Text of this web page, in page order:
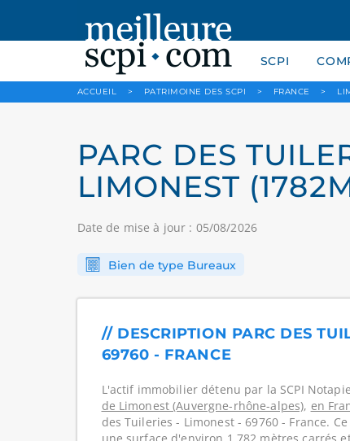
SCPI
ACCUEIL > PATRIMOINE DES SCPI > FRANCE >
PARC DES
LIMONEST
Date de mise à jour : 05/08/2026
Bien de type Bureaux
// DESCRIPTION PARC DES
69760 - FRANCE
L'actif immobilier détenu par la SCPI
de Limonest (Auvergne-rhône-alpes), en
des Tuileries - Limonest - 69760 - France.